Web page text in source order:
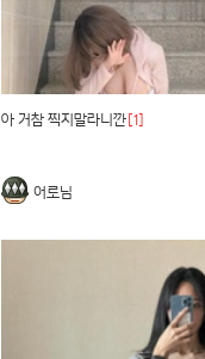
아 거참 찍지말라니깐 [1]
어로님